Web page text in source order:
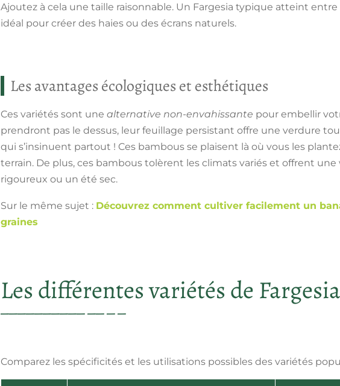
Ajoutez à cela une taille raisonnable. Un Fargesia typique atteint
idéal pour créer des haies ou des écrans naturels.
Les avantages écologiques et esthétiques
Ces variétés sont une alternative non-envahissante pour embellir
prendront pas le dessus, leur feuillage persistant offre une verdure
qui s’insinuent partout ! Ces bambous se plaisent là où vous les
terrain. De plus, ces bambous tolèrent les climats variés et offrent
rigoureux ou un été sec.
Sur le même sujet : Découvrez comment cultiver facilement un
graines
Les différentes variétés de
Comparez les spécificités et les utilisations possibles des variétés